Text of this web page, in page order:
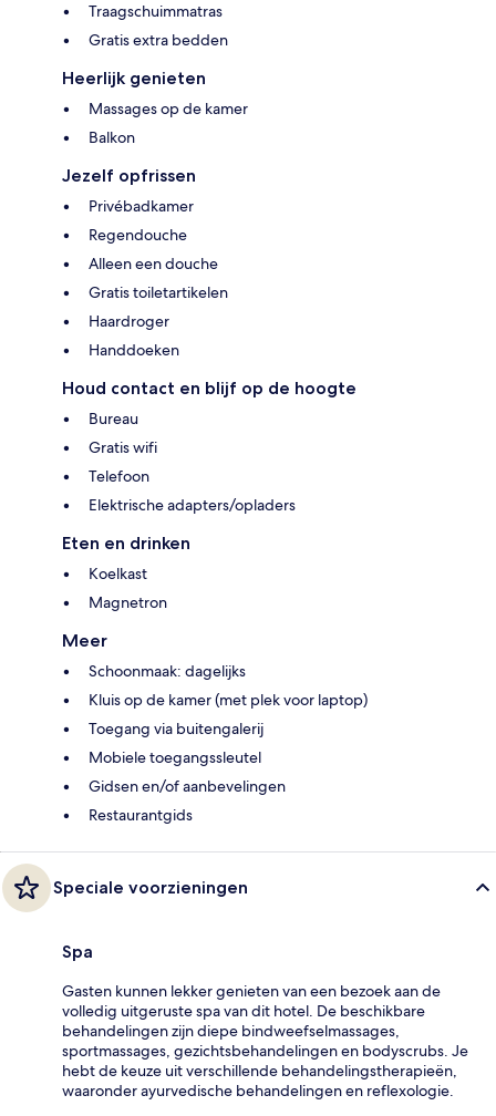
Traagschuimmatras
Gratis extra bedden
Heerlijk genieten
Massages op de kamer
Balkon
Jezelf opfrissen
Privébadkamer
Regendouche
Alleen een douche
Gratis toiletartikelen
Haardroger
Handdoeken
Houd contact en blijf op de hoogte
Bureau
Gratis wifi
Telefoon
Elektrische adapters/opladers
Eten en drinken
Koelkast
Magnetron
Meer
Schoonmaak: dagelijks
Kluis op de kamer (met plek voor laptop)
Toegang via buitengalerij
Mobiele toegangssleutel
Gidsen en/of aanbevelingen
Restaurantgids
Speciale voorzieningen
Spa
Gasten kunnen lekker genieten van een bezoek aan de
volledig uitgeruste spa van dit hotel. De beschikbare
behandelingen zijn diepe bindweefselmassages,
sportmassages, gezichtsbehandelingen en bodyscrubs. Je
hebt de keuze uit verschillende behandelingstherapieën,
waaronder ayurvedische behandelingen en reflexologie.